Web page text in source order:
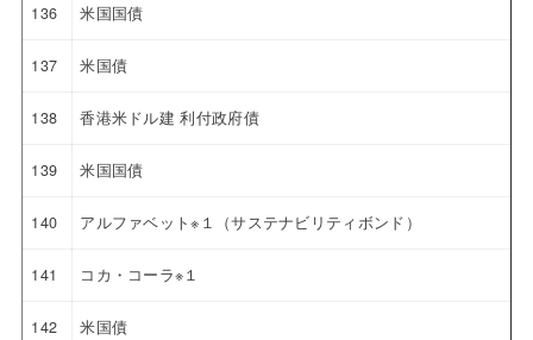
136 米国国債
137 米国債
138 香港米ドル建 利付政府債
139 米国国債
140 アルファベット※１（サステナビリティボンド）
141 コカ・コーラ※１
142 米国債